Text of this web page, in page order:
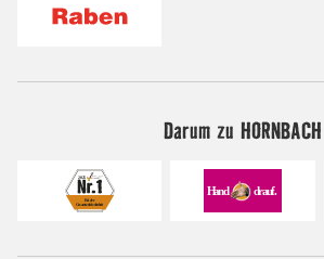
Darum zu HORNBACH